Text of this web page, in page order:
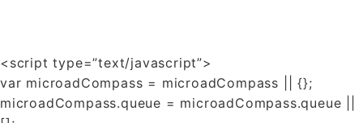
<script type=”text/javascript”>
var microadCompass = microadCompass || {};
microadCompass.queue = microadCompass.queue ||